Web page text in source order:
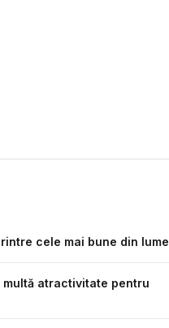
cele mai bune din lume
multă atractivitate pentru